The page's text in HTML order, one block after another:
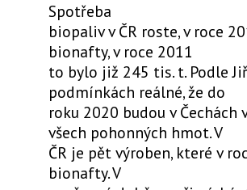
Spotřeba
biopaliv v ČR roste, v roce
bionafty, v roce 2011
to bylo již 245 tis. t. Podle
podmínkách reálné, že do
roku 2020 budou v
všech pohonných hmot. V
ČR je pět výroben, které v
bionafty. V